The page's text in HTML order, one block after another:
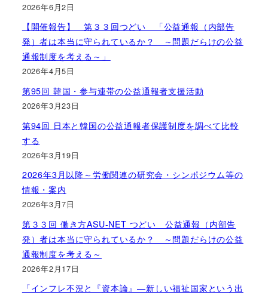
2026年6月2日
【開催報告】 第３３回つどい 「公益通報（内部告
発）者は本当に守られているか？ ～問題だらけの公益
通報制度を考える～」
2026年4月5日
第95回 韓国・参与連帯の公益通報者支援活動
2026年3月23日
第94回 日本と韓国の公益通報者保護制度を調べて比較
する
2026年3月19日
2026年3月以降～労働関連の研究会・シンポジウム等の
情報・案内
2026年3月7日
第３３回 働き方ASU-NET つどい 公益通報（内部告
発）者は本当に守られているか？ ～問題だらけの公益
通報制度を考える～
2026年2月17日
「インフレ不況と『資本論』―新しい福祉国家という出